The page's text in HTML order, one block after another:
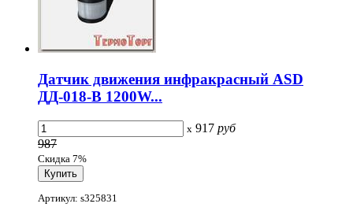
Датчик движения инфракрасный ASD
ДД-018-B 1200W...
x 917 руб
987
Скидка 7%
Артикул: s325831